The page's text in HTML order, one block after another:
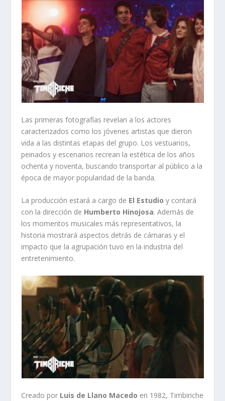
Las primeras fotografías revelan a los actores
caracterizados como los jóvenes artistas que dieron
vida a las distintas etapas del grupo. Los vestuarios,
peinados y escenarios recrean la estética de los años
ochenta y noventa, buscando transportar al público a la
época de mayor popularidad de la banda.
La producción estará a cargo de El Estudio y contará
con la dirección de Humberto Hinojosa. Además de
los momentos musicales más representativos, la
historia mostrará aspectos detrás de cámaras y el
impacto que la agrupación tuvo en la industria del
entretenimiento.
Creado por Luis de Llano Macedo en 1982, Timbiriche